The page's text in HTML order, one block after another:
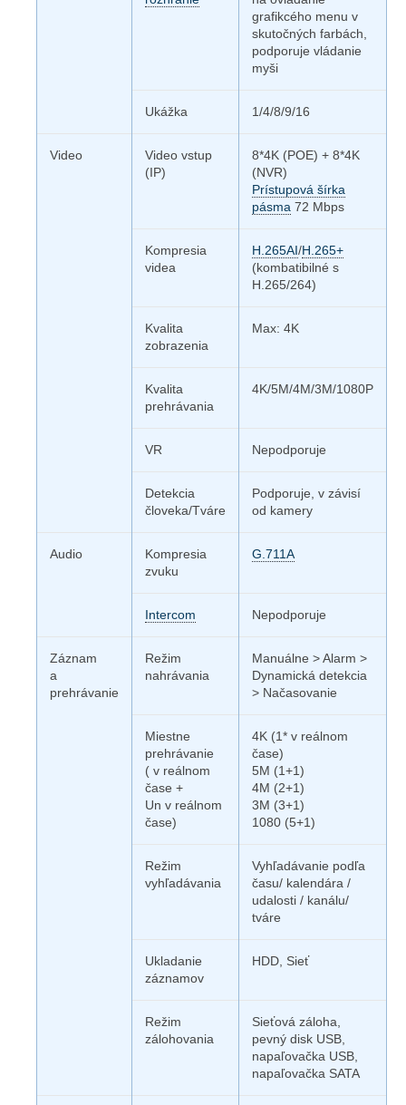
grafikcého menu v
skutočných farbách,
podporuje vládanie
myši
Ukážka 1/4/8/9/16
Video
Video vstup
(IP)
8*4K (POE) + 8*4K
(NVR)
Prístupová šírka
pásma 72 Mbps
Kompresia
videa
H.265AI/H.265+
(kombatibilné s
H.265/264)
Kvalita
zobrazenia
Max: 4K
Kvalita
prehrávania
4K/5M/4M/3M/1080P
VR Nepodporuje
Detekcia
človeka/Tváre
Podporuje, v závisí
od kamery
Audio
Kompresia
zvuku
G.711A
Intercom Nepodporuje
Záznam
a
prehrávanie
Režim
nahrávania
Manuálne > Alarm >
Dynamická detekcia
> Načasovanie
Miestne
prehrávanie
( v reálnom
čase +
Un v reálnom
čase)
4K (1* v reálnom
čase)
5M (1+1)
4M (2+1)
3M (3+1)
1080 (5+1)
Režim
vyhľadávania
Vyhľadávanie podľa
času/ kalendára /
udalosti / kanálu/
tváre
Ukladanie
záznamov
HDD, Sieť
Režim
zálohovania
Sieťová záloha,
pevný disk USB,
napaľovačka USB,
napaľovačka SATA